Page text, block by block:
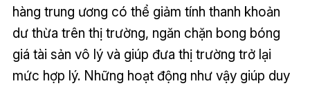
hàng trung ương có thể giảm tính thanh khoản
dư thừa trên thị trường, ngăn chặn bong bóng
giá tài sản vô lý và giúp đưa thị trường trở lại
mức hợp lý. Những hoạt động như vậy giúp duy